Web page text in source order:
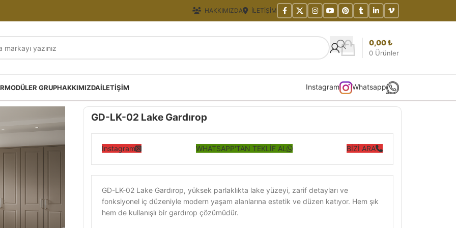
HAKKIMIZDA İLETIŞIM
0 Ürünler
0,00₺
MODÜLER GRUPHAKKIMIZDAİLETIŞIM Instagram Whatsapp
GD-LK-02 Lake Gardırop
Instagram WHATSAPP'TAN TEKLİF AL BİZİ ARA
GD-LK-02 Lake Gardırop, yüksek parlaklıkta lake yüzeyi, zarif detayları ve
fonksiyonel iç düzeniyle modern yaşam alanlarına estetik ve düzen katıyor. Hem şık
hem de kullanışlı bir gardırop çözümüdür.